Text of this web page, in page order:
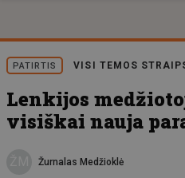
PATIRTIS VISI TEMOS
Lenkijos
visiškai nauja
Žurnalas Medžioklė